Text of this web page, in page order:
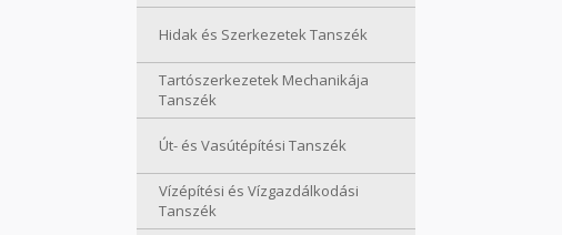
Hidak és Szerkezetek Tanszék
Tartószerkezetek Mechanikája
Tanszék
Út- és Vasútépítési Tanszék
Vízépítési és Vízgazdálkodási
Tanszék